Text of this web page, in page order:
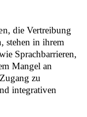
die Vertreibung
stehen in ihrem
Sprachbarrieren,
Mangel an
zu
integrativen